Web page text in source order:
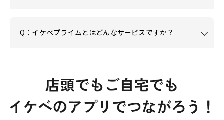
Q：イケベプライムとはどんなサービスですか？